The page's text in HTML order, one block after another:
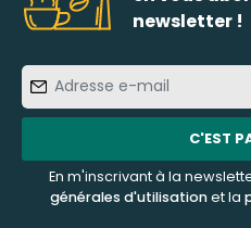
newsletter !
C'EST
En m'inscrivant à la
générales d'utilisationet la